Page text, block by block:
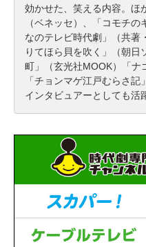
効かせた、笑える内容。ほ
（ベネッセ）、「コモチ
なのテレビ時代劇」（共著
りてほら貝を吹く」（朝日
町」（玄光社MOOK）「ナ
「チョンマゲ江戸むらさ
インタビュアーとしても活